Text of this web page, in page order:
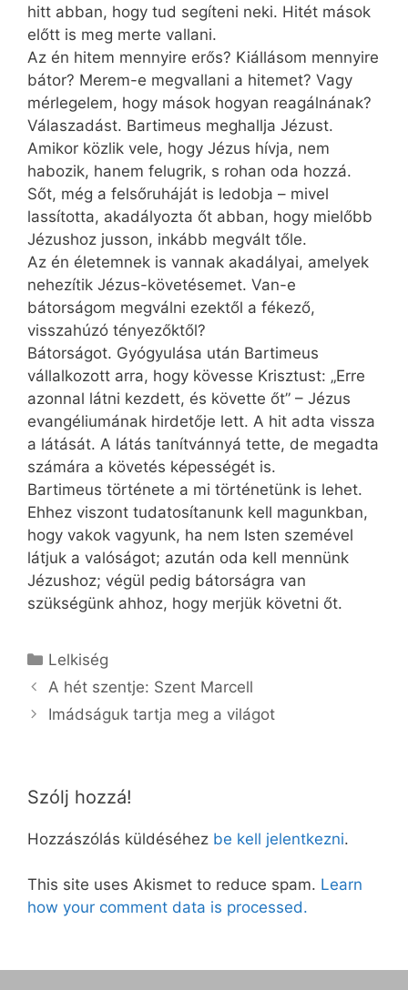
hitt abban, hogy tud segíteni neki. Hitét mások
előtt is meg merte vallani.
Az én hitem mennyire erős? Kiállásom mennyire
bátor? Merem-e megvallani a hitemet? Vagy
mérlegelem, hogy mások hogyan reagálnának?
Válaszadást. Bartimeus meghallja Jézust.
Amikor közlik vele, hogy Jézus hívja, nem
habozik, hanem felugrik, s rohan oda hozzá.
Sőt, még a felsőruháját is ledobja – mivel
lassította, akadályozta őt abban, hogy mielőbb
Jézushoz jusson, inkább megvált tőle.
Az én életemnek is vannak akadályai, amelyek
nehezítik Jézus-követésemet. Van-e
bátorságom megválni ezektől a fékező,
visszahúzó tényezőktől?
Bátorságot. Gyógyulása után Bartimeus
vállalkozott arra, hogy kövesse Krisztust: „Erre
azonnal látni kezdett, és követte őt” – Jézus
evangéliumának hirdetője lett. A hit adta vissza
a látását. A látás tanítvánnyá tette, de megadta
számára a követés képességét is.
Bartimeus története a mi történetünk is lehet.
Ehhez viszont tudatosítanunk kell magunkban,
hogy vakok vagyunk, ha nem Isten szemével
látjuk a valóságot; azután oda kell mennünk
Jézushoz; végül pedig bátorságra van
szükségünk ahhoz, hogy merjük követni őt.
Kategória
Lelkiség
A hét szentje: Szent Marcell
Imádságuk tartja meg a világot
Szólj hozzá!
Hozzászólás küldéséhez be kell jelentkezni.
This site uses Akismet to reduce spam. Learn
how your comment data is processed.